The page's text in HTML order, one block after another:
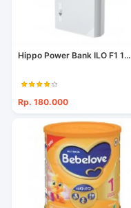
Hippo Power Bank ILO F1 1...
Rp. 180.000